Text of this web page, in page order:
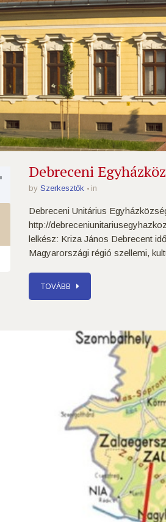
Debreceni
by Szerkesztők in
Debreceni Unitárius
http://
lelkész: Kriza János Debrecent
Magyarországi régió szellemi,
TOVÁBB